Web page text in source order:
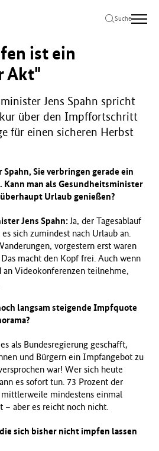
Suche
ist ein
Akt"
Jens Spahn spricht
über den Impffortschritt
für einen sicheren Herbst
Sie verbringen gerade ein
Kann man als Gesundheitsminister
Urlaub genießen?
Jens Spahn: Ja, der Tagesablauf
sich zumindest nach Urlaub an.
vorgestern erst waren
macht den Kopf frei. Auch wenn
Videokonferenzen teilnehme,
langsam steigende Impfquote
als Bundesregierung geschafft,
und Bürgern ein Impfangebot zu
war! Wer sich heute
es sofort tun. 73 Prozent der
mittlerweile mindestens einmal
– aber es reicht noch nicht.
sich bisher nicht impfen lassen